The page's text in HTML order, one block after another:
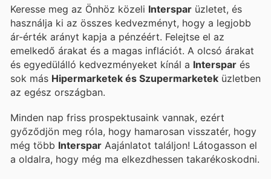
Keresse meg az Önhöz közeli Interspar üzletet, és
használja ki az összes kedvezményt, hogy a legjobb
ár-érték arányt kapja a pénzéért. Felejtse el az
emelkedő árakat és a magas inflációt. A olcsó árakat
és egyedülálló kedvezményeket kínál a Interspar és
sok más Hipermarketek és Szupermarketek üzletben
az egész országban.
Minden nap friss prospektusaink vannak, ezért
győződjön meg róla, hogy hamarosan visszatér, hogy
még több Interspar Aajánlatot találjon! Látogasson el
a oldalra, hogy még ma elkezdhessen takarékoskodni.